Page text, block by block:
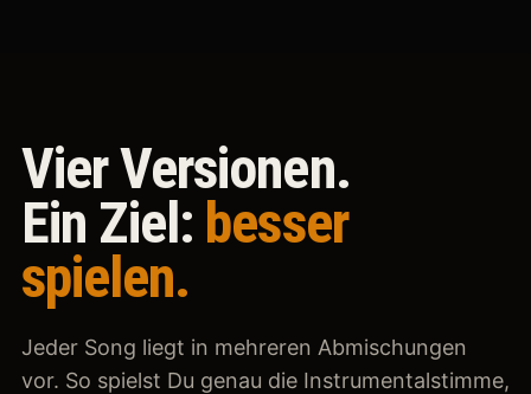
Vier Versionen.
Ein Ziel: besser
spielen.
Jeder Song liegt in mehreren Abmischungen
vor. So spielst Du genau die Instrumentalstimme,